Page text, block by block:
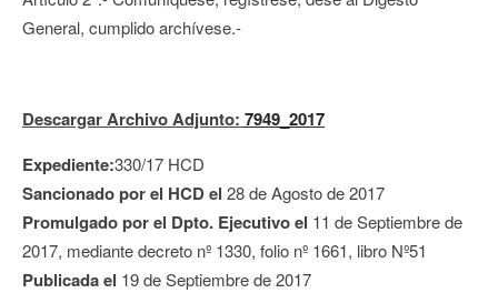
General, cumplido archívese.-
Descargar Archivo Adjunto: 7949_2017
Expediente:330/17 HCD
Sancionado por el HCD el 28 de Agosto de 2017
Promulgado por el Dpto. Ejecutivo el 11 de Septiembre de
2017, mediante decreto nº 1330, folio nº 1661, libro Nº51
Publicada el 19 de Septiembre de 2017